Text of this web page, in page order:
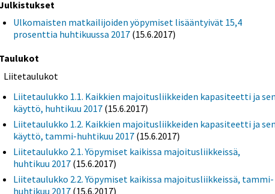
Ulkomaisten matkailijoiden yöpymiset lisääntyivät 15,4
prosenttia huhtikuussa 2017 (15.6.2017)
Taulukot
Liitetaulukot
Liitetaulukko 1.1. Kaikkien majoitusliikkeiden kapasiteetti ja
käyttö, huhtikuu 2017 (15.6.2017)
Liitetaulukko 1.2. Kaikkien majoitusliikkeiden kapasiteetti ja
käyttö, tammi-huhtikuu 2017 (15.6.2017)
Liitetaulukko 2.1. Yöpymiset kaikissa majoitusliikkeissä,
huhtikuu 2017 (15.6.2017)
Liitetaulukko 2.2. Yöpymiset kaikissa majoitusliikkeissä, tammi-
huhtikuu 2017 (15.6.2017)